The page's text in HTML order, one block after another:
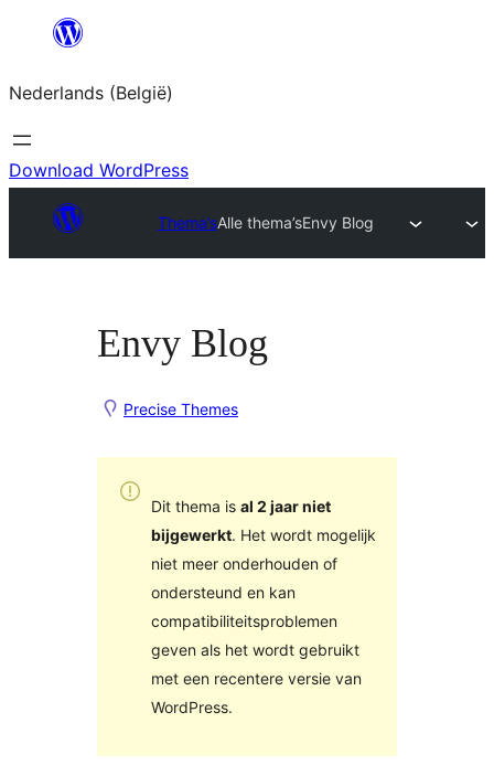
Spring
de
inhoud
Nederlands (België)
Download WordPress
Thema’sAlle thema’sEnvy Blog
Envy Blog
Precise Themes
Dit thema is al 2 jaar niet
bijgewerkt. Het wordt mogelijk
niet meer onderhouden of
ondersteund en kan
compatibiliteitsproblemen
geven als het wordt gebruikt
met een recentere versie van
WordPress.